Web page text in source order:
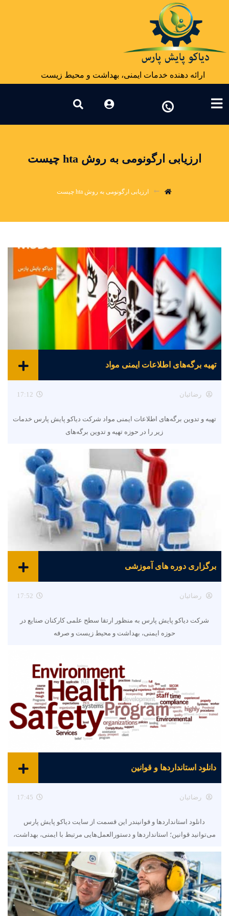
ارائه دهنده خدمات ایمنی، بهداشت و محیط زیست
ارزیابی ارگونومی به روش hta چیست
ارزیابی ارگونومی به روش hta چیست
تهیه برگه‌های اطلاعات ایمنی مواد
رضائیان 17:12
تهیه و تدوین برگه‌های اطلاعات ایمنی مواد شرکت دیاکو پایش پارس خدمات
زیر را در حوزه تهیه و تدوین برگه‌های
برگزاری دوره های آموزشی
رضائیان 17:52
شرکت دیاکو پایش پارس به منظور ارتقا سطح علمی کارکنان صنایع در
حوزه ایمنی، بهداشت و محیط زیست و صرفه
دانلود استانداردها و قوانین
رضائیان 17:45
دانلود استانداردها و قوانیندر این قسمت از سایت دیاکو پایش پارس
می‌توانید قوانین؛ استانداردها و دستورالعمل‌هایی مرتبط با ایمنی، بهداشت،